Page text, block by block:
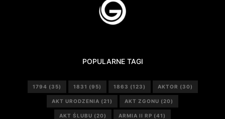
POPULARNE TAGI
1794 (35) 1831 (95) 1863 (123) AKTOR (30)
AKT URODZENIA (21) AKT ZGONU (20)
AKT ŚLUBU (20) ARMIA II RP (41)